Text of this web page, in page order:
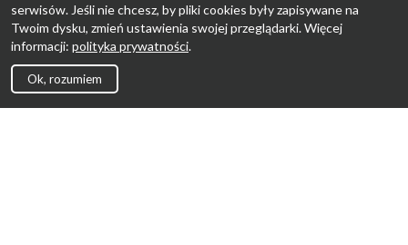
serwisów. Jeśli nie chcesz, by pliki cookies były zapisywane na
Twoim dysku, zmień ustawienia swojej przeglądarki. Więcej
informacji: polityka prywatności.
Ok, rozumiem